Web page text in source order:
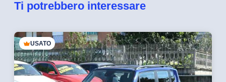
Ti potrebbero interessare
USATO